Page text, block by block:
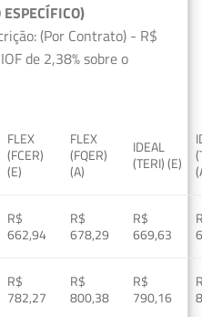
(Por Contrato) - R$
de 2,38% sobre o
FLEX
(FCER)
(E)
FLEX
(FQER)
(A)
IDEAL
(TERI) (E)
R$
662,94
R$
678,29
R$
669,63
R$
782,27
R$
800,38
R$
790,16